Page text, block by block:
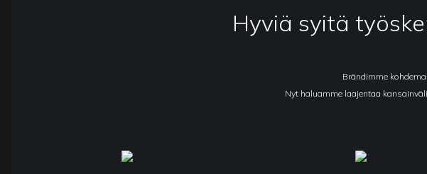
Hyviä syitä
Brändimme
Nyt haluamme laajentaa